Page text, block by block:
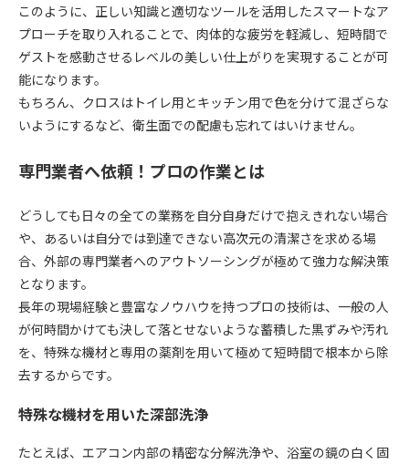
ロ
このように、正しい知識と適切なツールを活用したスマートなア
プローチを取り入れることで、肉体的な疲労を軽減し、短時間で
ゲストを感動させるレベルの美しい仕上がりを実現することが可
能になります。
もちろん、クロスはトイレ用とキッチン用で色を分けて混ざらな
いようにするなど、衛生面での配慮も忘れてはいけません。
専門業者へ依頼！プロの作業とは
どうしても日々の全ての業務を自分自身だけで抱えきれない場合
や、あるいは自分では到達できない高次元の清潔さを求める場
合、外部の専門業者へのアウトソーシングが極めて強力な解決策
となります。
長年の現場経験と豊富なノウハウを持つプロの技術は、一般の人
が何時間かけても決して落とせないような蓄積した黒ずみや汚れ
を、特殊な機材と専用の薬剤を用いて極めて短時間で根本から除
去するからです。
特殊な機材を用いた深部洗浄
たとえば、エアコン内部の精密な分解洗浄や、浴室の鏡の白く固